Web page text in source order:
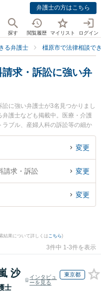
弁護士の方はこちら
探す 閲覧履歴 マイリスト ログイン
る弁護士 橿原市で法律相談で
求・訴訟に強い弁
に強い弁護士が3名見つかりまし
護士なども掲載中。医療・介護
ブル、産婦人科の訴訟等の細か
奈良万葉法律事務所の高島 健太
、奈良万葉法律事務所の大谷 理史
求・訴訟のトラブル解決の実績
無料で医療事故の慰謝料請求・
予約したい』などでお困りの相
変更
請求・訴訟 変更
変更
結果について詳しくは こちら)
3件中 1-3件を表示
沙
士
インタビュ
ーを見る
東京都